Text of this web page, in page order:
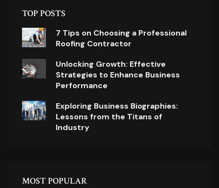
TOP POSTS
7 Tips on Choosing a Professional
Roofing Contractor
Unlocking Growth: Effective
Strategies to Enhance Business
Performance
Exploring Business Biographies:
Lessons from the Titans of
Industry
MOST POPULAR